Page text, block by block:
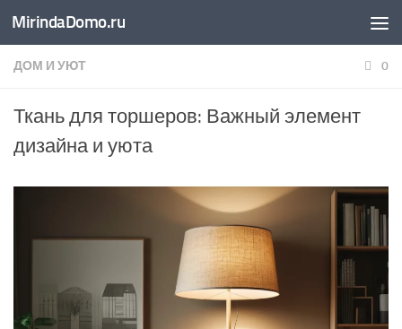
Перейти к содержимому
MirindaDomo.ru
ДОМ И УЮТ 0
Ткань для торшеров: Важный элемент
дизайна и уюта